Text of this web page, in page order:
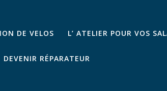
DE VELOS L’ ATELIER POUR VOS
DEVENIR RÉPARATEUR